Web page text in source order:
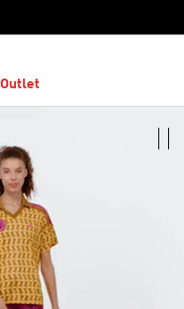
Outlet